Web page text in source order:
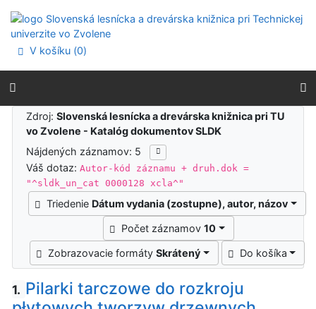
Prejsť na menu
Prehlásenie o webovej prístupnosti
V košíku (0)
Výsledky vyhľadávania
Zdroj:Slovenská lesnícka a drevárska knižnica pri TU
vo Zvolene - Katalóg dokumentov SLDK
Nájdených záznamov: 5
Váš dotaz:Autor-kód záznamu + druh.dok =
"^sldk_un_cat 0000128 xcla^"
Triedenie Dátum vydania (zostupne), autor, názov
Počet záznamov10
Zobrazovacie formátySkrátený Do košíka
1. Pilarki tarczowe do rozkroju